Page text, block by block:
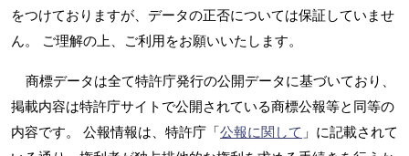
をつけておりますが、データの正否については保証していませ
ん。 ご理解の上、ご利用をお願いいたします。
商標データは全て特許庁発行の公開データに基づいており、
掲載内容は特許庁サイトで公開されている商標公報等と同等の
内容です。 公報情報は、特許庁「公報に関して 」に記載されて